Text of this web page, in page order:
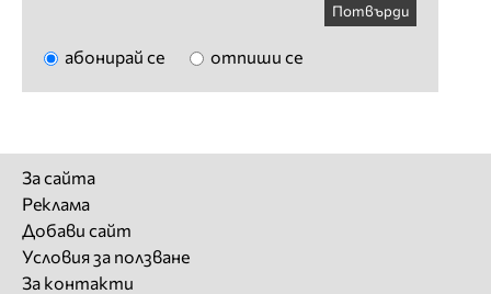
Потвърди
абонирай се отпиши се
За сайта
Реклама
Добави сайт
Условия за ползване
За контакти